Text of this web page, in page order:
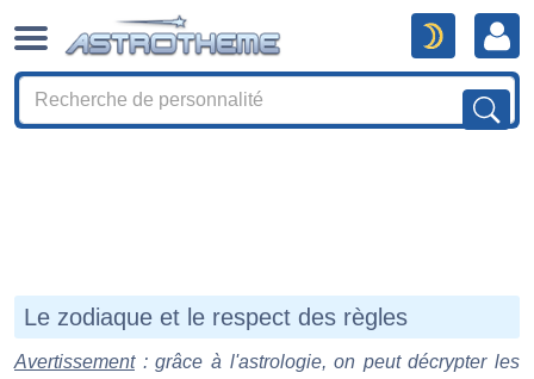
Le zodiaque et le respect des règles
Avertissement: grâce à l'astrologie, on peut décrypter les